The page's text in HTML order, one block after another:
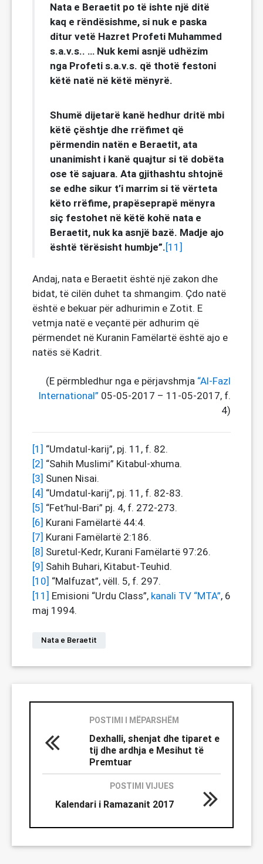
Nata e Beraetit po të ishte një ditë
kaq e rëndësishme, si nuk e paska
ditur vetë Hazret Profeti Muhammed
s.a.v.s.. … Nuk kemi asnjë udhëzim
nga Profeti s.a.v.s. që thotë festoni
këtë natë në këtë mënyrë.
Shumë dijetarë kanë hedhur dritë mbi
këtë çështje dhe rrëfimet që
përmendin natën e Beraetit, ata
unanimisht i kanë quajtur si të dobëta
ose të sajuara. Ata gjithashtu shtojnë
se edhe sikur t’i marrim si të vërteta
këto rrëfime, prapëseprapë mënyra
siç festohet në këtë kohë nata e
Beraetit, nuk ka asnjë bazë. Madje ajo
është tërësisht humbje”.[11]
Andaj, nata e Beraetit është një zakon dhe
bidat, të cilën duhet ta shmangim. Çdo natë
është e bekuar për adhurimin e Zotit. E
vetmja natë e veçantë për adhurim që
përmendet në Kuranin Famëlartë është ajo e
natës së Kadrit.
(E përmbledhur nga e përjavshmja “Al-Fazl
International” 05-05-2017 – 11-05-2017, f.
4)
[1] “Umdatul-karij”, pj. 11, f. 82.
[2] “Sahih Muslimi” Kitabul-xhuma.
[3] Sunen Nisai.
[4] “Umdatul-karij”, pj. 11, f. 82-83.
[5] “Fet’hul-Bari” pj. 4, f. 272-273.
[6] Kurani Famëlartë 44:4.
[7] Kurani Famëlartë 2:186.
[8] Suretul-Kedr, Kurani Famëlartë 97:26.
[9] Sahih Buhari, Kitabut-Teuhid.
[10] “Malfuzat”, vëll. 5, f. 297.
[11] Emisioni “Urdu Class”, kanali TV “MTA”, 6
maj 1994.
Nata e Beraetit
POSTIMI I MËPARSHËM
Dexhalli, shenjat dhe tiparet e
tij dhe ardhja e Mesihut të
Premtuar
POSTIMI VIJUES
Kalendari i Ramazanit 2017